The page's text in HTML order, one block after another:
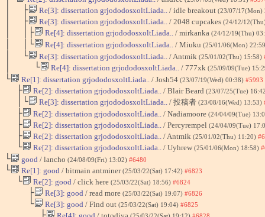
│ ├ Re[3]: dissertation grjododosxoltLiada.. / idle breakout (23/07/17(Mon)
│ ├ Re[3]: dissertation grjododosxoltLiada.. / 2048 cupcakes (24/12/
│ │├ Re[4]: dissertation grjododosxoltLiada.. / mirkanka (24/12/19(Thu)
│ │└ Re[4]: dissertation grjododosxoltLiada.. / Miuku (25/01/06(Mon)
│ └ Re[3]: dissertation grjododosxoltLiada.. / Antmik (25/01/02(Thu) 15:58)
│ └ Re[4]: dissertation grjododosxoltLiada.. / 777xk (25/09/09(Tue)
└ Re[1]: dissertation grjododosxoltLiada.. / Josh54 (23/07/19(Wed) 00:38) #5993
├ Re[2]: dissertation grjododosxoltLiada.. / Blair Beard (23/07/25(Tue)
│└ Re[3]: dissertation grjododosxoltLiada.. / 投稿者 (23/08/16(Wed) 13:53)
├ Re[2]: dissertation grjododosxoltLiada.. / Nadiamoore (24/04/09(Tue)
├ Re[2]: dissertation grjododosxoltLiada.. / Percyrempel (24/04/09(Tue)
├ Re[2]: dissertation grjododosxoltLiada.. / Antmik (25/01/02(Thu) 11:20)
└ Re[2]: dissertation grjododosxoltLiada.. / Uyhrew (25/01/06(Mon) 18:58)
└ good / lancho (24/08/09(Fri) 13:02) #6480
└ Re[1]: good / bitmain antminer(25/03/22(Sat) 17:42) #6823
└ Re[2]: good / click here (25/03/22(Sat) 18:56) #6824
├ Re[3]: good / read more (25/03/22(Sat) 19:07) #6826
└ Re[3]: good / Find out (25/03/22(Sat) 19:04) #6825
├